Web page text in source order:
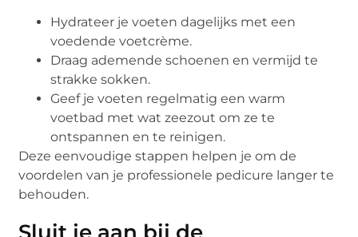
Hydrateer je voeten dagelijks met een
voedende voetcrème.
Draag ademende schoenen en vermijd te
strakke sokken.
Geef je voeten regelmatig een warm
voetbad met wat zeezout om ze te
ontspannen en te reinigen.
Deze eenvoudige stappen helpen je om de
voordelen van je professionele pedicure langer te
behouden.